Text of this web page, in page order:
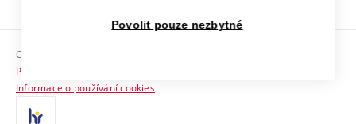
Sociální bezpečí
HR Award
Copyright © 2026 VUT
Prohlášení o přístupnosti
Informace o používání cookies
Povolit pouze nezbytné